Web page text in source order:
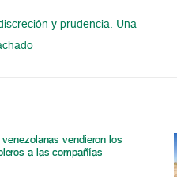
y prudencia. Una
vendieron los
a las compañías